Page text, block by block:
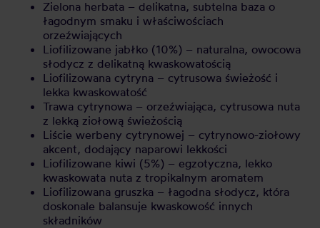
Zielona herbata – delikatna, subtelna baza o
łagodnym smaku i właściwościach
orzeźwiających
Liofilizowane jabłko (10%) – naturalna, owocowa
słodycz z delikatną kwaskowatością
Liofilizowana cytryna – cytrusowa świeżość i
lekka kwaskowatość
Trawa cytrynowa – orzeźwiająca, cytrusowa nuta
z lekką ziołową świeżością
Liście werbeny cytrynowej – cytrynowo-ziołowy
akcent, dodający naparowi lekkości
Liofilizowane kiwi (5%) – egzotyczna, lekko
kwaskowata nuta z tropikalnym aromatem
Liofilizowana gruszka – łagodna słodycz, która
doskonale balansuje kwaskowość innych
składników